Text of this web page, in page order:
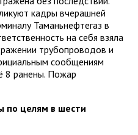
кадры вчерашней
Таманьнефтегаз в
на себя взяла
трубопроводов и
сообщениям
8 ранены. Пожар
по целям в шести